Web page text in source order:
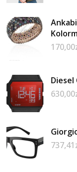
170,00
Diesel
630,00
737,41